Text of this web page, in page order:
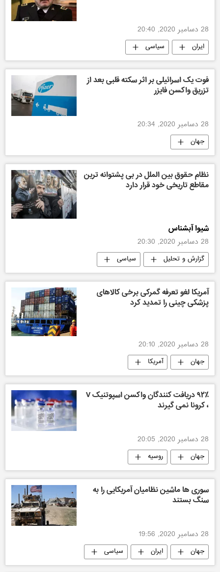
28 دسامبر 2020, 20:40
ایران سیاسی
فوت یک اسرائیلی بر اثر سکته قلبی بعد از
تزریق واکسن فایزر
28 دسامبر 2020, 20:34
جهان
نظام حقوق بین الملل در بی پشتوانه ترین
مقاطع تاریخی خود قرار دارد
شیوا آبشناس
28 دسامبر 2020, 20:30
گزارش و تحلیل سیاسی
آمریکا لغو تعرفه گمرکی برخی کالاهای
پزشکی چینی را تمدید کرد
28 دسامبر 2020, 20:10
جهان آمریکا
۹۲٪ دریافت کنندگان واکسن اسپوتنیک V
، کرونا نمی گیرند
28 دسامبر 2020, 20:05
جهان روسیه
سوری ها ماشین نظامیان آمریکایی را به
سنگ بستند
28 دسامبر 2020, 19:56
جهان ایران سیاسی